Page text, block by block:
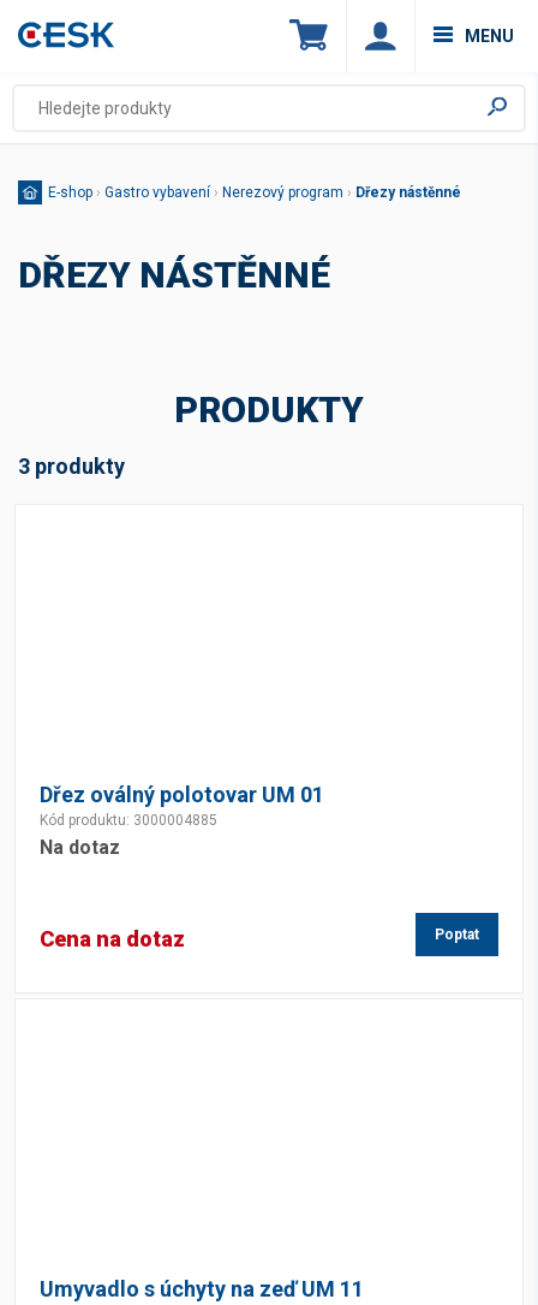
MENU
E-shop › Gastro vybavení › Nerezový program › Dřezy nástěnné
DŘEZY NÁSTĚNNÉ
PRODUKTY
3 produkty
Dřez oválný polotovar UM 01
Kód produktu: 3000004885
Na dotaz
Cena na dotaz Poptat
Umyvadlo s úchyty na zeď UM 11